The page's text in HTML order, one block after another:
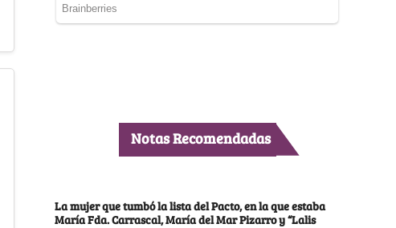
Notas Recomendadas
La mujer que tumbó la lista del Pacto, en la que estaba
María Fda. Carrascal, María del Mar Pizarro y “Lalis